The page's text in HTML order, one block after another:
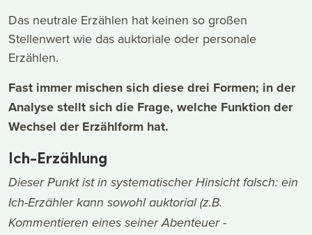
Das neutrale Erzählen hat keinen so großen
Stellenwert wie das auktoriale oder personale
Erzählen.
Fast immer mischen sich diese drei Formen; in der
Analyse stellt sich die Frage, welche Funktion der
Wechsel der Erzählform hat.
Ich-Erzählung
Dieser Punkt ist in systematischer Hinsicht falsch: ein
Ich-Erzähler kann sowohl auktorial (z.B.
Kommentieren eines seiner Abenteuer -